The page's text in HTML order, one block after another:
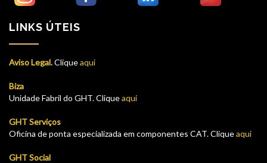
LINKS ÚTEIS
Aviso Legal.Cliqueaqui
Biza
Unidade Fabril do GHT. Cliqueaqui
GHT Serviços
Oficina de ponta especializada em componentes CAT. Cliqueaqui
GHT Social